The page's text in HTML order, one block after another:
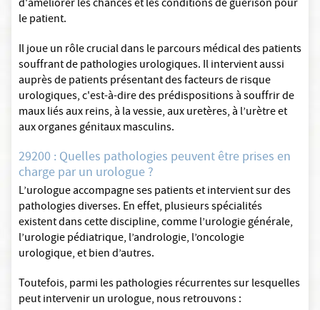
d'améliorer les chances et les conditions de guérison pour
le patient.
Il joue un rôle crucial dans le parcours médical des patients
souffrant de pathologies urologiques. Il intervient aussi
auprès de patients présentant des facteurs de risque
urologiques, c'est-à-dire des prédispositions à souffrir de
maux liés aux reins, à la vessie, aux uretères, à l’urètre et
aux organes génitaux masculins.
29200 : Quelles pathologies peuvent être prises en
charge par un urologue ?
L’urologue accompagne ses patients et intervient sur des
pathologies diverses. En effet, plusieurs spécialités
existent dans cette discipline, comme l’urologie générale,
l’urologie pédiatrique, l’andrologie, l’oncologie
urologique, et bien d’autres.
Toutefois, parmi les pathologies récurrentes sur lesquelles
peut intervenir un urologue, nous retrouvons :